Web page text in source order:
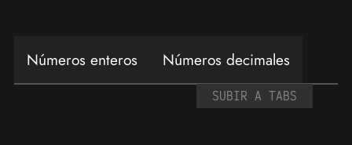
Números enteros Números decimales
SUBIR A TABS